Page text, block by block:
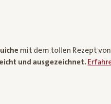
mit dem tollen Rezept von
und ausgezeichnet.